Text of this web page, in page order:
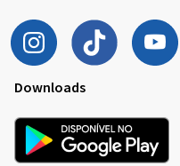
Downloads